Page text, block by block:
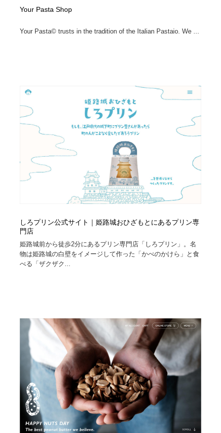
Your Pasta Shop
Your Pasta© trusts in the tradition of the Italian Pastaio. We ...
しろプリン公式サイト｜姫路城おひざもとにあるプリン専
門店
姫路城前から徒歩2分にあるプリン専門店「しろプリン」。名
物は姫路城の白壁をイメージして作った「かべのかけら」と食
べる「ザクザク...